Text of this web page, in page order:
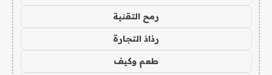
رمح التقنية
رذاذ التجارة
طعم وكيف